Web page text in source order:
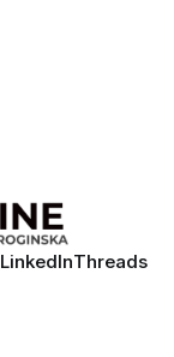
LinkedInThreads